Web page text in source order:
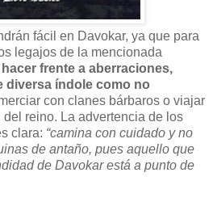
fácil en Davokar, ya que para
legajos de la mencionada
hacer frente a aberraciones,
diversa índole como no
con clanes bárbaros o viajar
reino. La advertencia de los
clara: “camina con cuidado y no
de antaño, pues aquello que
de Davokar está a punto de